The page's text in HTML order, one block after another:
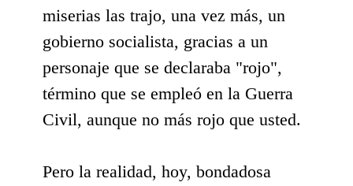
miserias las trajo, una vez más, un
gobierno socialista, gracias a un
personaje que se declaraba "rojo",
término que se empleó en la Guerra
Civil, aunque no más rojo que usted.
Pero la realidad, hoy, bondadosa